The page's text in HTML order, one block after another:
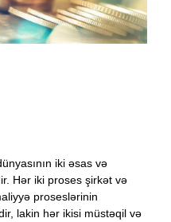
iki əsas və
Hər iki proses şirkət və
proseslərinin
lakin hər ikisi müstəqil və